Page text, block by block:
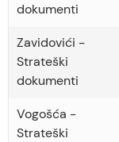
dokumenti
Zavidovići -
Strateški
dokumenti
Vogošća -
Strateški